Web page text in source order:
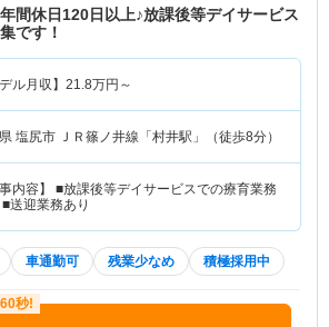
間休日120日以上♪放課後等デイサービス
です！
ル月収】 21.8万円～
塩尻市 ＪＲ篠ノ井線「村井駅」（徒歩8分）
事内容】 ■放課後等デイサービスでの療育業務
送迎業務あり
車通勤可 残業少なめ 積極採用中